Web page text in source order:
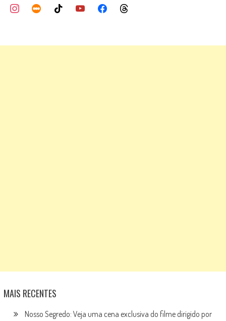
MAIS RECENTES
Nosso Segredo: Veja uma cena exclusiva do filme dirigido por